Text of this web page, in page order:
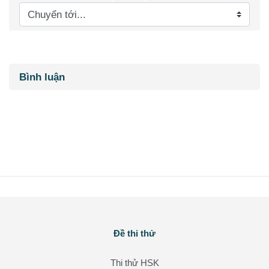
Chuyển tới...
Các khối
Bỏ qua Bình luận
Bình luận
Đề thi thử
Thi thử HSK